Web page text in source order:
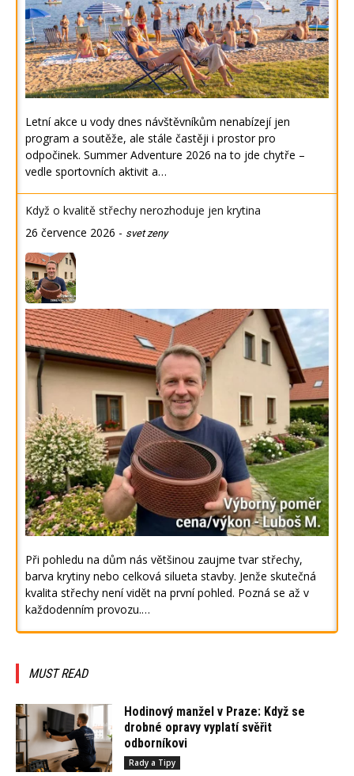
Letní akce u vody dnes návštěvníkům nenabízejí jen
program a soutěže, ale stále častěji i prostor pro
odpočinek. Summer Adventure 2026 na to jde chytře –
vedle sportovních aktivit a…
Když o kvalitě střechy nerozhoduje jen krytina
26 července 2026 - svet zeny
Při pohledu na dům nás většinou zaujme tvar střechy,
barva krytiny nebo celková silueta stavby. Jenže skutečná
kvalita střechy není vidět na první pohled. Pozná se až v
každodenním provozu.…
MUST READ
Hodinový manžel v Praze: Když se
drobné opravy vyplatí svěřit
odborníkovi
Rady a Tipy